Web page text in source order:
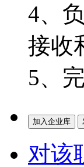
4、
接收
5、
对该